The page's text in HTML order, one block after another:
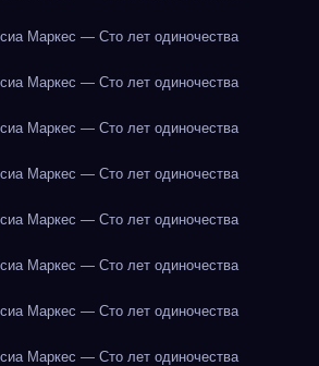
Маркес — Сто лет одиночества
Маркес — Сто лет одиночества
Маркес — Сто лет одиночества
Маркес — Сто лет одиночества
Маркес — Сто лет одиночества
Маркес — Сто лет одиночества
Маркес — Сто лет одиночества
Маркес — Сто лет одиночества